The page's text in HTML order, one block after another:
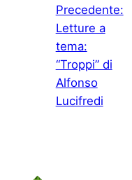
Precedente:
Letture a
tema:
“Troppi” di
Alfonso
Lucifredi